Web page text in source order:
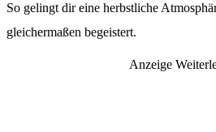
So gelingt dir eine herbstliche
gleichermaßen begeistert.
Anzeige